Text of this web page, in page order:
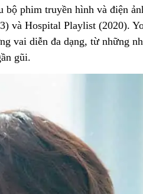
bộ phim truyền hình và điện
và Hospital Playlist (2020).
vai diễn đa dạng, từ những
gũi.